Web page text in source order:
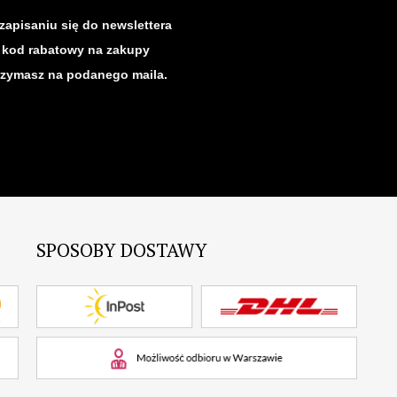
się do newslettera
kod rabatowy na zakupy
na podanego maila.
SPOSOBY DOSTAWY